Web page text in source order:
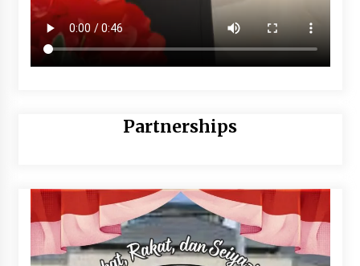
Partnerships